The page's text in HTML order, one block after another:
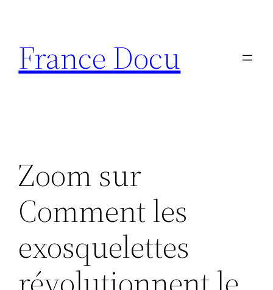
contenu
France Docu
Zoom sur
Comment les
exosquelettes